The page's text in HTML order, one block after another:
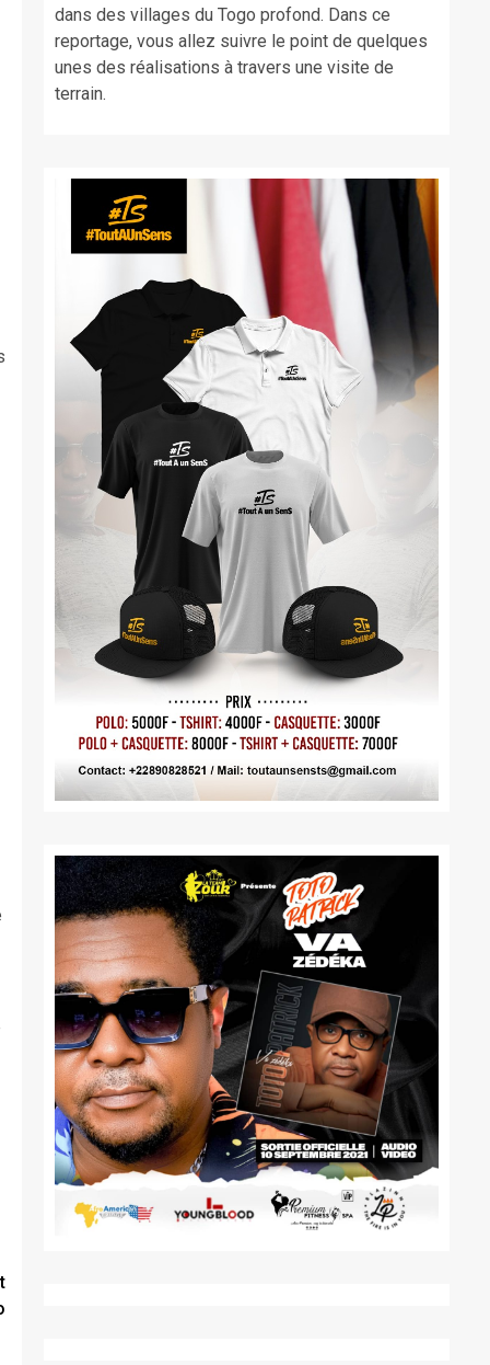
dans des villages du Togo profond. Dans ce
reportage, vous allez suivre le point de quelques
unes des réalisations à travers une visite de
terrain.